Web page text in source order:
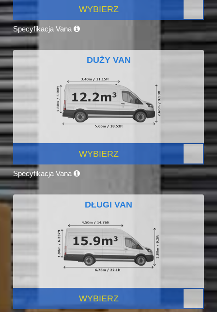
WYBIERZ
Specyfikacja Vana
DUŻY VAN
WYBIERZ
Specyfikacja Vana
DŁUGI VAN
WYBIERZ